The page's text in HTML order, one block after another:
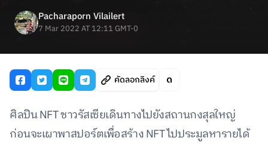
Pacharaporn Vilailert
7 Mar 2022 AT 12:11 GMT-0
คัดลอกลิงค์
ศิลปิน NFT ชาวรัสเซียเดินทางไปยังสถานกงสุลใหญ่
ก่อนจะเผาพาสปอร์ตเพื่อสร้าง NFT ไปประมูลหารายได้